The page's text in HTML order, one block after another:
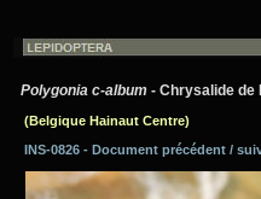
Polygonia c-album - Chrysalide de
(Belgique Hainaut Centre)
INS-0826 - Document précédent /